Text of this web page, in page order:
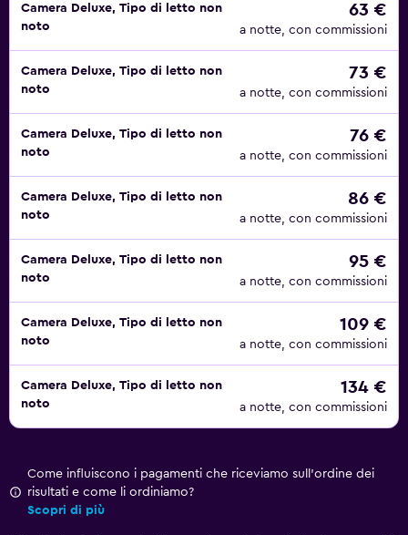
Camera Deluxe, Tipo di letto non
noto
63 €
a notte, con commissioni
Camera Deluxe, Tipo di letto non
noto
73 €
a notte, con commissioni
Camera Deluxe, Tipo di letto non
noto
76 €
a notte, con commissioni
Camera Deluxe, Tipo di letto non
noto
86 €
a notte, con commissioni
Camera Deluxe, Tipo di letto non
noto
95 €
a notte, con commissioni
Camera Deluxe, Tipo di letto non
noto
109 €
a notte, con commissioni
Camera Deluxe, Tipo di letto non
noto
134 €
a notte, con commissioni
Come influiscono i pagamenti che riceviamo sull'ordine dei
risultati e come li ordiniamo?
Scopri di più